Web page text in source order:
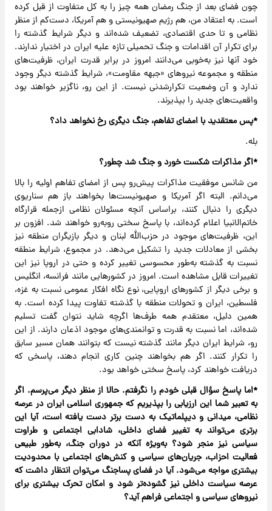
چون فضای بعد از جنگ رمضان همه چیز را به کل متفاوت از قبل کرده
است. به اعتقاد من، هم رژیم صهیونیستی و هم آمریکا، دست‌کم از منظر
نظامی و تا حدی اقتصادی،‌ تضعیف شده‌اند و دیگر شرایط گذشته را
برای تکرار آن اقدامات و جنگ تحمیلی تازه علیه ایران در اختیار ندارند.
خود آنها نیز به‌خوبی می‌دانند امروز در برابر قدرت ایران، ظرفیت‌های
منطقه و مجموعه نیروهای «جبهه مقاومت»، شرایط گذشته دیگر وجود
ندارد و آن وضعیت ‌تکرارشدنی نیست. از این ‌رو، ناگزیر خواهند بود
واقعیت‌های جدید را بپذیرند.
*پس معتقدید با امضای تفاهم، جنگ دیگری رخ نخواهد داد؟
بله.
*اگر مذاکرات شکست خورد و جنگ شد‌ چطور؟
من شانس موفقیت مذاکرات پیش‌رو پس از امضای تفاهم اولیه را بالا
می‌دانم. البته اگر آمریکا و صهیونیست‌ها بخواهند باز هم سناریوی
دیگری را دنبال کنند، بر‌اساس آنچه مسئولان نظامی‌ از‌جمله قرارگاه
خاتم‌الانبیا‌ اعلام کرده‌اند، با پاسخ سختی روبه‌رو خواهند شد. افزون بر
این، ظرفیت‌های موجود در حزب‌الله لبنان و دیگر بازیگران منطقه نیز
بخشی از معادلات جدید را تشکیل می‌دهد. در مجموع، شرایط منطقه
نسبت به گذشته به‌طور محسوسی تغییر کرده‌ و حتی در اروپا نیز این
تغییرات قابل مشاهده است. امروز در کشورهایی مانند فرانسه، انگلیس
و برخی دیگر از کشورهای اروپایی، نوع نگاه افکار عمومی نسبت به غزه،
فلسطین، ایران و تحولات منطقه با گذشته تفاوت پیدا کرده است. به
همین دلیل، معتقدم همه طرف‌ها اگرچه شاید نتوان گفت تسلیم
شده‌اند، اما نسبت به قدرت و توانمندی‌های موجود اذعان دارند. از این
‌رو، شرایط ایران دیگر مانند گذشته نیست که بتوانند همان مسیر سابق
را تکرار کنند. اگر هم بخواهند چنین کاری انجام دهند، پاسخی که
دریافت خواهند کرد، پاسخ سختی خواهد بود.
‌‌*اما پاسخ سؤال قبلی خودم را نگرفتم. حالا از منظر دیگر می‌پرسم. اگر
به تعبیر شما این ارزیابی را بپذیریم که جمهوری اسلامی ایران در عرصه
نظامی، میدانی و دیپلماتیک به دست برتر دست یافته است، آیا این
برتری می‌تواند به تغییر فضای داخلی، شادابی اجتماعی و طراوت
سیاسی نیز منجر شود؟ به‌ویژه آنکه در دوران جنگ، به‌طور طبیعی
فعالیت احزاب، جریان‌های سیاسی و کنش‌های اجتماعی با محدودیت
بیشتری مواجه می‌شود. آیا در فضای پساجنگ می‌توان انتظار داشت که
عرصه سیاست داخلی نیز گشوده‌تر شود و امکان تحرک بیشتری برای
نیروهای سیاسی و اجتماعی فراهم آید؟